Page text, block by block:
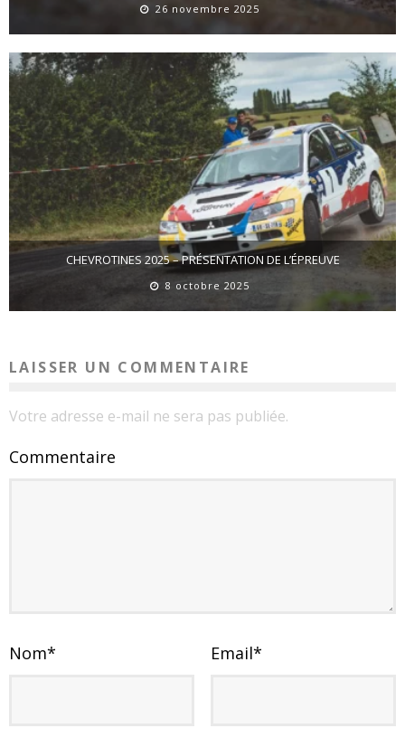
26 novembre 2025
CHEVROTINES 2025 – PRÉSENTATION DE L’ÉPREUVE
8 octobre 2025
LAISSER UN COMMENTAIRE
Votre adresse e-mail ne sera pas publiée.
Commentaire
Nom* Email*